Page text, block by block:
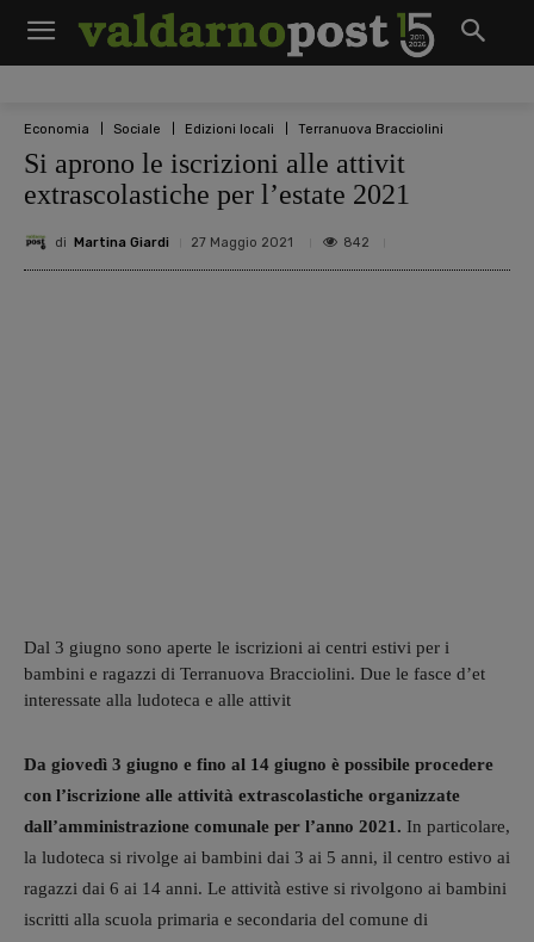
Economia Sociale Edizioni locali Terranuova Bracciolini
Si aprono le iscrizioni alle attivit
extrascolastiche per l’estate 2021
di Martina Giardi 27 Maggio 2021 842
Dal 3 giugno sono aperte le iscrizioni ai centri estivi per i
bambini e ragazzi di Terranuova Bracciolini. Due le fasce d’et
interessate alla ludoteca e alle attivit
Da giovedì 3 giugno e fino al 14 giugno è possibile procedere
con l’iscrizione alle attività extrascolastiche organizzate
dall’amministrazione comunale per l’anno 2021. In particolare,
la ludoteca si rivolge ai bambini dai 3 ai 5 anni, il centro estivo ai
ragazzi dai 6 ai 14 anni. Le attività estive si rivolgono ai bambini
iscritti alla scuola primaria e secondaria del comune di